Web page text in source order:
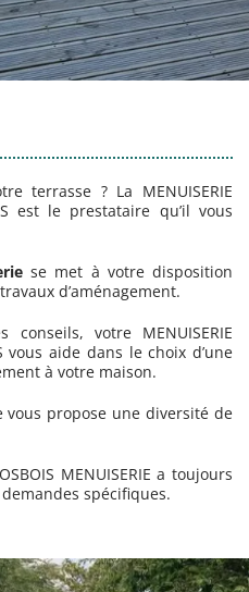
terrasse ? La MENUISERIE
est le prestataire qu’il vous
se met à votre disposition
d’aménagement.
votre MENUISERIE
vous aide dans le choix d’une
à votre maison.
propose une diversité de
MENUISERIE a toujours
spécifiques.